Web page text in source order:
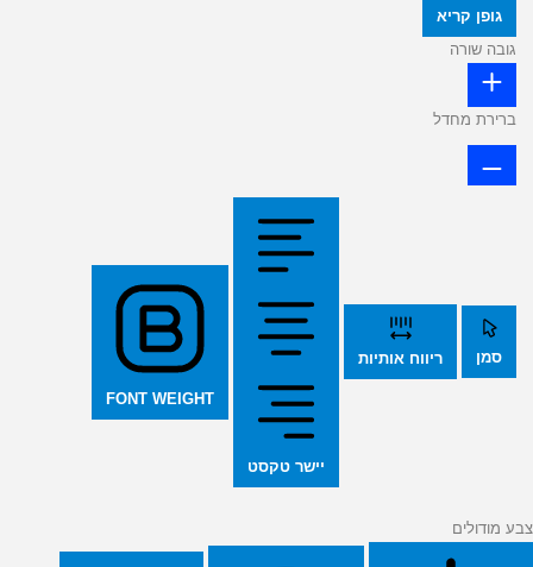
גופן קריא
גובה שורה
ברירת מחדל
סמן ריווח אותיות
יישר טקסט
FONT WEIGHT
צבע מודולים